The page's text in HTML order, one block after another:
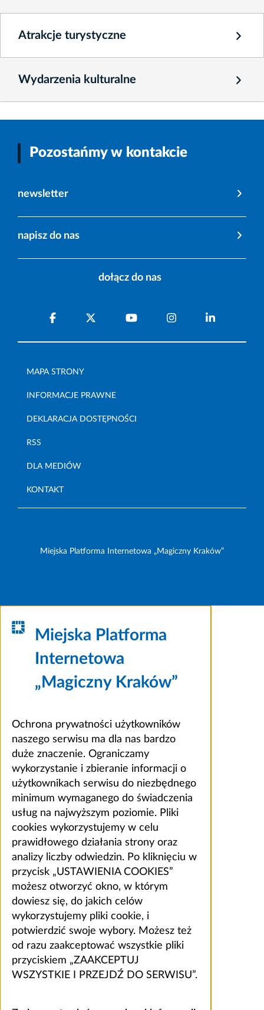
Atrakcje turystyczne
Wydarzenia kulturalne
Pozostańmy w kontakcie
newsletter
napisz do nas
dołącz do nas
MAPA STRONY
INFORMACJE PRAWNE
DEKLARACJA DOSTĘPNOŚCI
RSS
DLA MEDIÓW
KONTAKT
Miejska Platforma Internetowa „Magiczny Kraków”
Miejska Platforma
Internetowa
„Magiczny Kraków”
Ochrona prywatności użytkowników
naszego serwisu ma dla nas bardzo
duże znaczenie. Ograniczamy
wykorzystanie i zbieranie informacji o
użytkownikach serwisu do niezbędnego
minimum wymaganego do świadczenia
usług na najwyższym poziomie. Pliki
cookies wykorzystujemy w celu
prawidłowego działania strony oraz
analizy liczby odwiedzin. Po kliknięciu w
przycisk „USTAWIENIA COOKIES”
możesz otworzyć okno, w którym
dowiesz się, do jakich celów
wykorzystujemy pliki cookie, i
potwierdzić swoje wybory. Możesz też
od razu zaakceptować wszystkie pliki
przyciskiem „ZAAKCEPTUJ
WSZYSTKIE I PRZEJDŹ DO SERWISU”.